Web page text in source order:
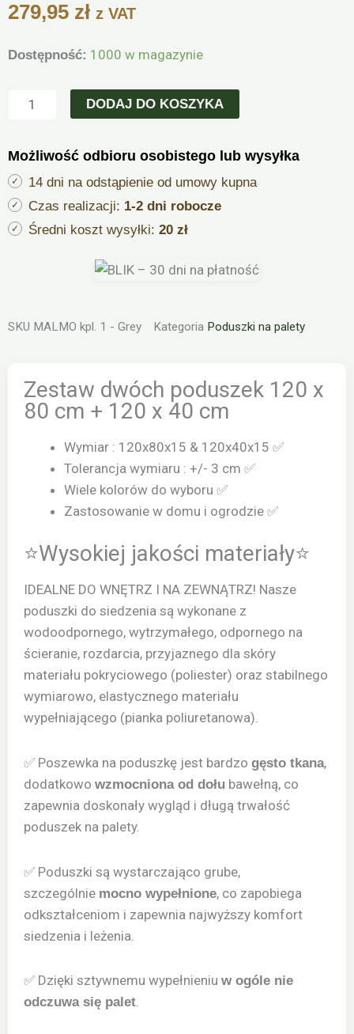
279,95 zł z VAT
Dostępność: 1000 w magazynie
ilość
dwóch
meble
z
palet
MALMO
ciemno
DODAJ DO KOSZYKA
Możliwość odbioru osobistego lub wysyłka
14 dni na odstąpienie od umowy kupna
Czas realizacji: 1-2 dni robocze
Średni koszt wysyłki: 20 zł
SKU MALMO kpl. 1 - Grey Kategoria Poduszki na palety
Zestaw dwóch poduszek 120 x
80 cm + 120 x 40 cm
Wymiar : 120x80x15 & 120x40x15 ✅
Tolerancja wymiaru : +/- 3 cm ✅
Wiele kolorów do wyboru ✅
Zastosowanie w domu i ogrodzie ✅
⭐Wysokiej jakości materiały⭐
IDEALNE DO WNĘTRZ I NA ZEWNĄTRZ! Nasze
poduszki do siedzenia są wykonane z
wodoodpornego, wytrzymałego, odpornego na
ścieranie, rozdarcia, przyjaznego dla skóry
materiału pokryciowego (poliester) oraz stabilnego
wymiarowo, elastycznego materiału
wypełniającego (pianka poliuretanowa).
✅ Poszewka na poduszkę jest bardzo gęsto tkana,
dodatkowo wzmocniona od dołu bawełną, co
zapewnia doskonały wygląd i długą trwałość
poduszek na palety.
✅ Poduszki są wystarczająco grube,
szczególnie mocno wypełnione, co zapobiega
odkształceniom i zapewnia najwyższy komfort
siedzenia i leżenia.
✅ Dzięki sztywnemu wypełnieniu w ogóle nie
odczuwa się palet.